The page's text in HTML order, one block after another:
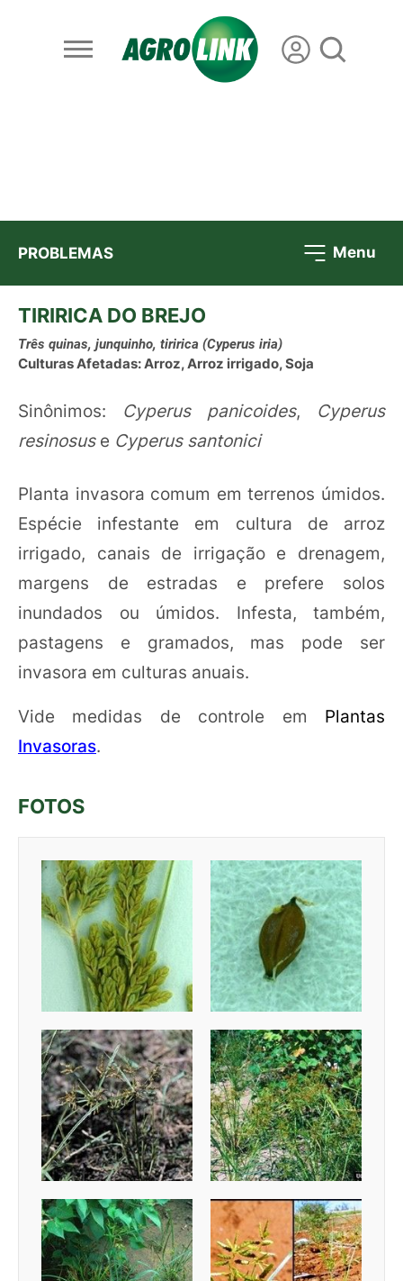
PROBLEMAS Menu
TIRIRICA DO BREJO
Três quinas, junquinho, tiririca (Cyperus iria)
Culturas Afetadas: Arroz, Arroz irrigado, Soja
Sinônimos: Cyperus panicoides, Cyperus
resinosus e Cyperus santonici
Planta invasora comum em terrenos úmidos.
Espécie infestante em cultura de arroz
irrigado, canais de irrigação e drenagem,
margens de estradas e prefere solos
inundados ou úmidos. Infesta, também,
pastagens e gramados, mas pode ser
invasora em culturas anuais.
Vide medidas de controle em Plantas
Invasoras.
FOTOS